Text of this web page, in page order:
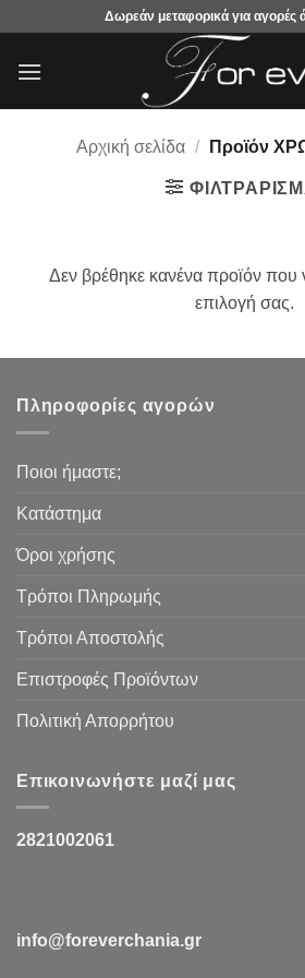
περιεχόμενο
Δωρεάν μεταφορικά για αγορές
Αρχική σελίδα / Προϊόν
Δεν βρέθηκε κανένα προϊόν που
επιλογή σας.
Πληροφορίες αγορών
Ποιοι ήμαστε;
Κατάστημα
Όροι χρήσης
Τρόποι Πληρωμής
Τρόποι Αποστολής
Επιστροφές Προϊόντων
Πολιτική Απορρήτου
Επικοινωνήστε μαζί μας
2821002061
info@foreverchania.gr